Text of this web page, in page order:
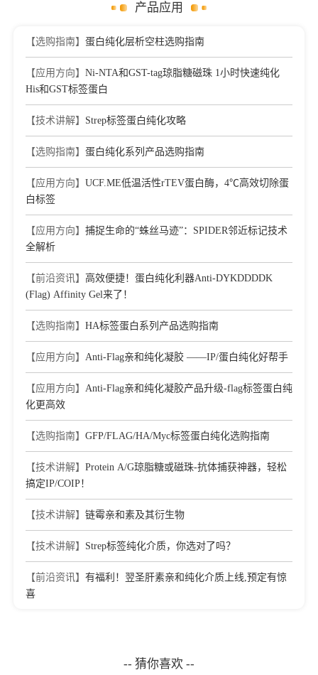
产品应用
【选购指南】 蛋白纯化层析空柱选购指南
【应用方向】 Ni-NTA和GST-tag琼脂糖磁珠 1小时快速纯化
His和GST标签蛋白
【技术讲解】 Strep标签蛋白纯化攻略
【选购指南】 蛋白纯化系列产品选购指南
【应用方向】 UCF.ME低温活性rTEV蛋白酶，4℃高效切除蛋
白标签
【应用方向】 捕捉生命的“蛛丝马迹”：SPIDER邻近标记技术
全解析
【前沿资讯】 高效便捷！蛋白纯化利器Anti-DYKDDDDK
(Flag) Affinity Gel来了！
【选购指南】 HA标签蛋白系列产品选购指南
【应用方向】 Anti-Flag亲和纯化凝胶 ——IP/蛋白纯化好帮手
【应用方向】 Anti-Flag亲和纯化凝胶产品升级-flag标签蛋白纯
化更高效
【选购指南】 GFP/FLAG/HA/Myc标签蛋白纯化选购指南
【技术讲解】 Protein A/G琼脂糖或磁珠-抗体捕获神器，轻松
搞定IP/COIP！
【技术讲解】 链霉亲和素及其衍生物
【技术讲解】 Strep标签纯化介质，你选对了吗？
【前沿资讯】 有福利！翌圣肝素亲和纯化介质上线,预定有惊
喜
-- 猜你喜欢 --